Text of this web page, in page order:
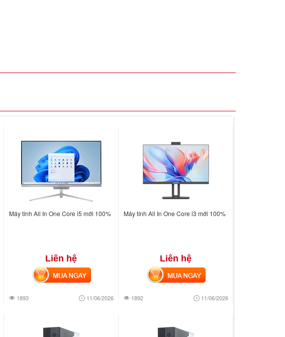
Máy tính All In One Core i5 mới 100%
Liên hệ
1893 11/06/2026
MUA NGAY
Máy tính All In One Core i3 mới 100%
Liên hệ
1892 11/06/2026
MUA NGAY